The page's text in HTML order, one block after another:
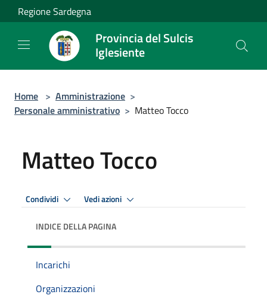
Salta al contenuto principale
Regione Sardegna
Provincia del Sulcis
Iglesiente
Home > Amministrazione >
Personale amministrativo > Matteo Tocco
Matteo Tocco
Condividi Vedi azioni
INDICE DELLA PAGINA
Incarichi
Organizzazioni